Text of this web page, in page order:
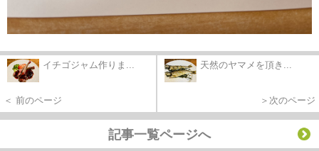
イチゴジャム作りま...
＜ 前のページ
天然のヤマメを頂き...
＞次のページ
記事一覧ページへ